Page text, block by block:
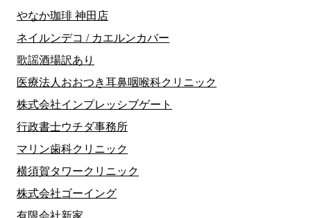
やなか珈琲 神田店
ネイルンデコ / カエルンカバー
歌謡酒場訳あり
医療法人おおつき耳鼻咽喉科クリニック
株式会社インプレッシブゲート
行政書士ウチダ事務所
マリン歯科クリニック
横須賀タワークリニック
株式会社ゴーイング
有限会社新家